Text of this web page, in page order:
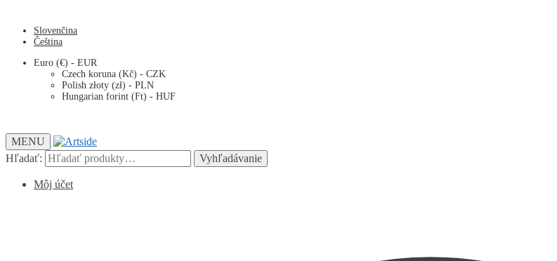
Slovenčina
Čeština
Euro (€) - EUR
Czech koruna (Kč) - CZK
Polish złoty (zł) - PLN
Hungarian forint (Ft) - HUF
MENU
Hľadať:
Vyhľadávanie
Môj účet